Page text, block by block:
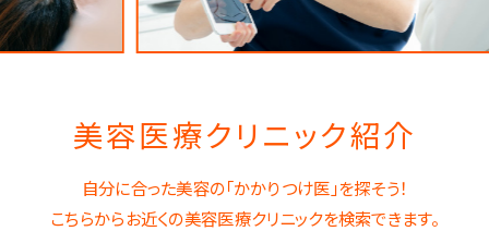
美容医療クリニック紹介
自分に合った美容の「かかりつけ医」を探そう！
こちらからお近くの美容医療クリニックを検索できます。